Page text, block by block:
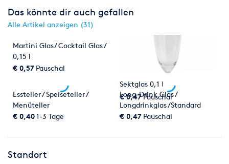
Das könnte dir auch gefallen
Alle Artikel anzeigen (31)
Martini Glas/ Cocktail Glas /
0,15 l
€ 0,57 Pauschal
Sektglas 0,1 l
€ 0,47Pauschal
Essteller / Speiseteller /
Menüteller
€ 0,401-3 Tage
Long-Drink Glas /
Longdrinkglas /Standard
Glas 0,2 l
€ 0,47 Pauschal
Standort